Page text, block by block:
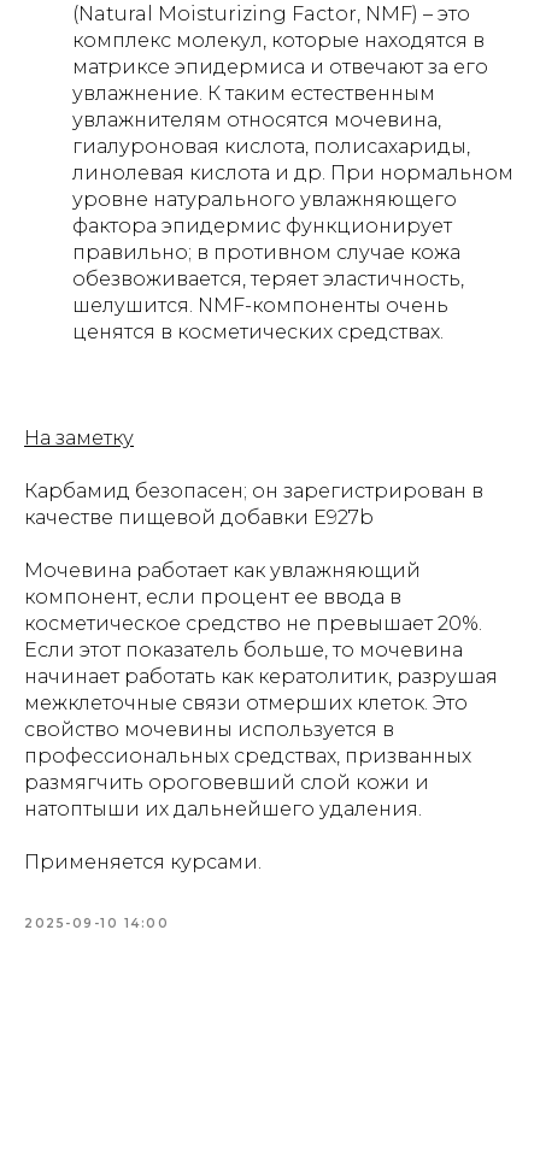
(Natural Moisturizing Factor, NMF) – это
комплекс молекул, которые находятся в
матриксе эпидермиса и отвечают за его
увлажнение. К таким естественным
увлажнителям относятся мочевина,
гиалуроновая кислота, полисахариды,
линолевая кислота и др. При нормальном
уровне натурального увлажняющего
фактора эпидермис функционирует
правильно; в противном случае кожа
обезвоживается, теряет эластичность,
шелушится. NMF-компоненты очень
ценятся в косметических средствах.
На заметку
Карбамид безопасен; он зарегистрирован в
качестве пищевой добавки Е927b
Мочевина работает как увлажняющий
компонент, если процент ее ввода в
косметическое средство не превышает 20%.
Если этот показатель больше, то мочевина
начинает работать как кератолитик, разрушая
межклеточные связи отмерших клеток. Это
свойство мочевины используется в
профессиональных средствах, призванных
размягчить ороговевший слой кожи и
натоптыши их дальнейшего удаления.
Применяется курсами.
2025-09-10 14:00